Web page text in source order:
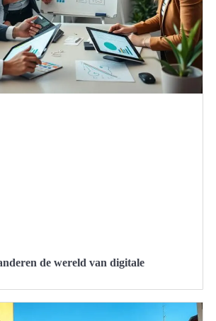
de wereld van digitale